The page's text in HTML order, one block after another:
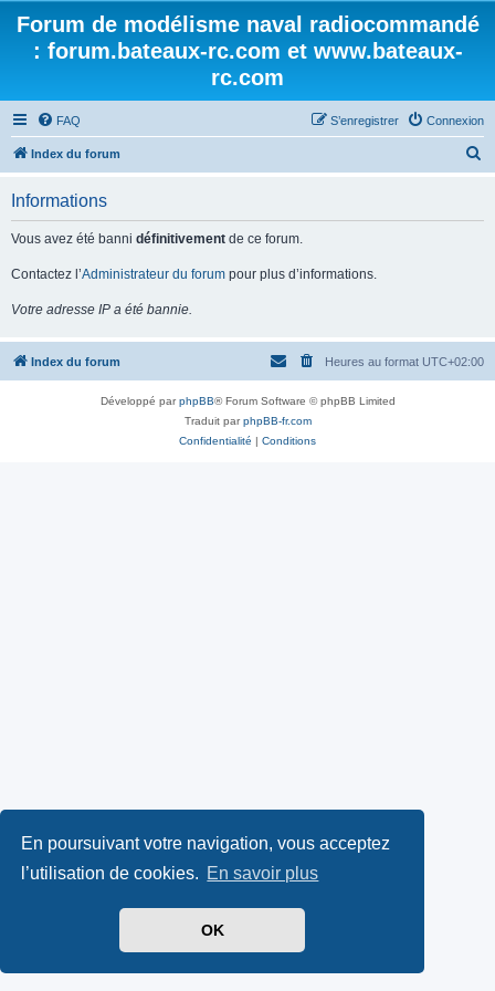
En poursuivant votre navigation, vous acceptez
l’utilisation de cookies. En savoir plus
OK
Forum de modélisme naval radiocommandé
: forum.bateaux-rc.com et www.bateaux-
rc.com
FAQ Connexion
S’enregistrer
Index du forum
e
Informations
Vous avez été banni définitivement de ce forum.
Contactez l’Administrateur du forum pour plus d’informations.
Votre adresse IP a été bannie.
Index du forum Heures au format UTC+02:00
Développé parphpBB® Forum Software © phpBB Limited
Traduit parphpBB-fr.com
Confidentialité | Conditions